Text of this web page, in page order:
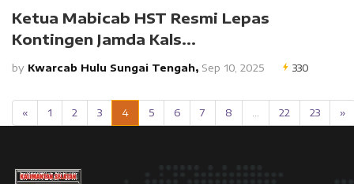
Ketua Mabicab HST Resmi Lepas
Kontingen Jamda Kals...
by Kwarcab Hulu Sungai Tengah, Sep 10, 2025 330
« 1 2 3 4 5 6 7 8 22 23 »